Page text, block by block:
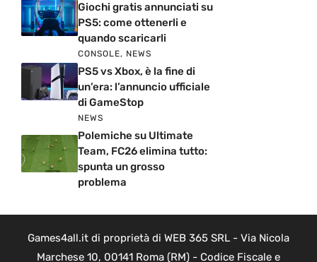
Giochi gratis annunciati su
PS5: come ottenerli e
quando scaricarli
CONSOLE, NEWS
PS5 vs Xbox, è la fine di
un’era: l’annuncio ufficiale
di GameStop
NEWS
Polemiche su Ultimate
Team, FC26 elimina tutto:
spunta un grosso
problema
Games4all.it di proprietà di WEB 365 SRL - Via Nicola
Marchese 10, 00141 Roma (RM) - Codice Fiscale e